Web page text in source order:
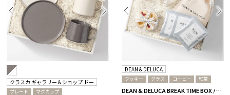
クラスカ ギャラリー＆ショップ ドー
プレート マグカップ
DEAN & DELUCA
クッキー グラス コーヒー 紅茶
DEAN & DELUCA BREAK TIME BOX / 全2種［ディーン＆デルーカ］ コーヒー